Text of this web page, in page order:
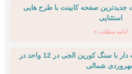
جدیدترین صفحه کابینت با طرح هایی
استثنایی
ادامه مطلب »
صفحه کابینت مشکی رگه دار با سنگ کورین الجی در 12 واحد در
شمالی